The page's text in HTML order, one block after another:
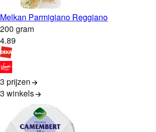
Melkan Parmigiano Reggiano
200 gram
4.89
3 prijzen
3 winkels